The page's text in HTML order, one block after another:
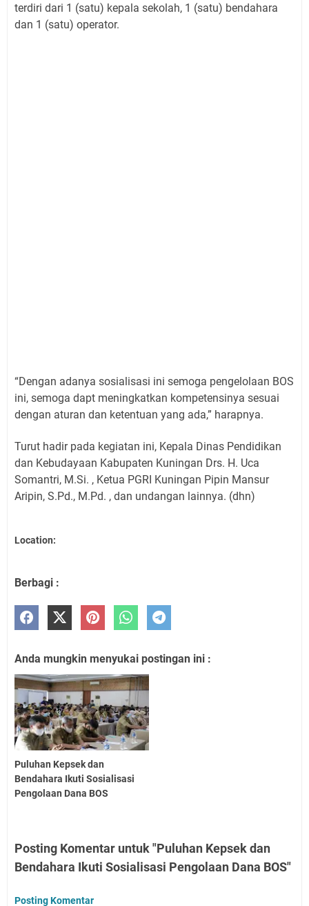
terdiri dari 1 (satu) kepala sekolah, 1 (satu) bendahara
dan 1 (satu) operator.
“Dengan adanya sosialisasi ini semoga pengelolaan BOS
ini, semoga dapt meningkatkan kompetensinya sesuai
dengan aturan dan ketentuan yang ada,” harapnya.
Turut hadir pada kegiatan ini, Kepala Dinas Pendidikan
dan Kebudayaan Kabupaten Kuningan Drs. H. Uca
Somantri, M.Si. , Ketua PGRI Kuningan Pipin Mansur
Aripin, S.Pd., M.Pd. , dan undangan lainnya. (dhn)
Location:
Berbagi :
Anda mungkin menyukai postingan ini :
Puluhan Kepsek dan
Bendahara Ikuti Sosialisasi
Pengolaan Dana BOS
Posting Komentar untuk "Puluhan Kepsek dan
Bendahara Ikuti Sosialisasi Pengolaan Dana BOS"
Posting Komentar